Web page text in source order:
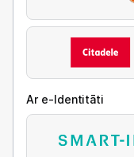
Ar e-Identitāti